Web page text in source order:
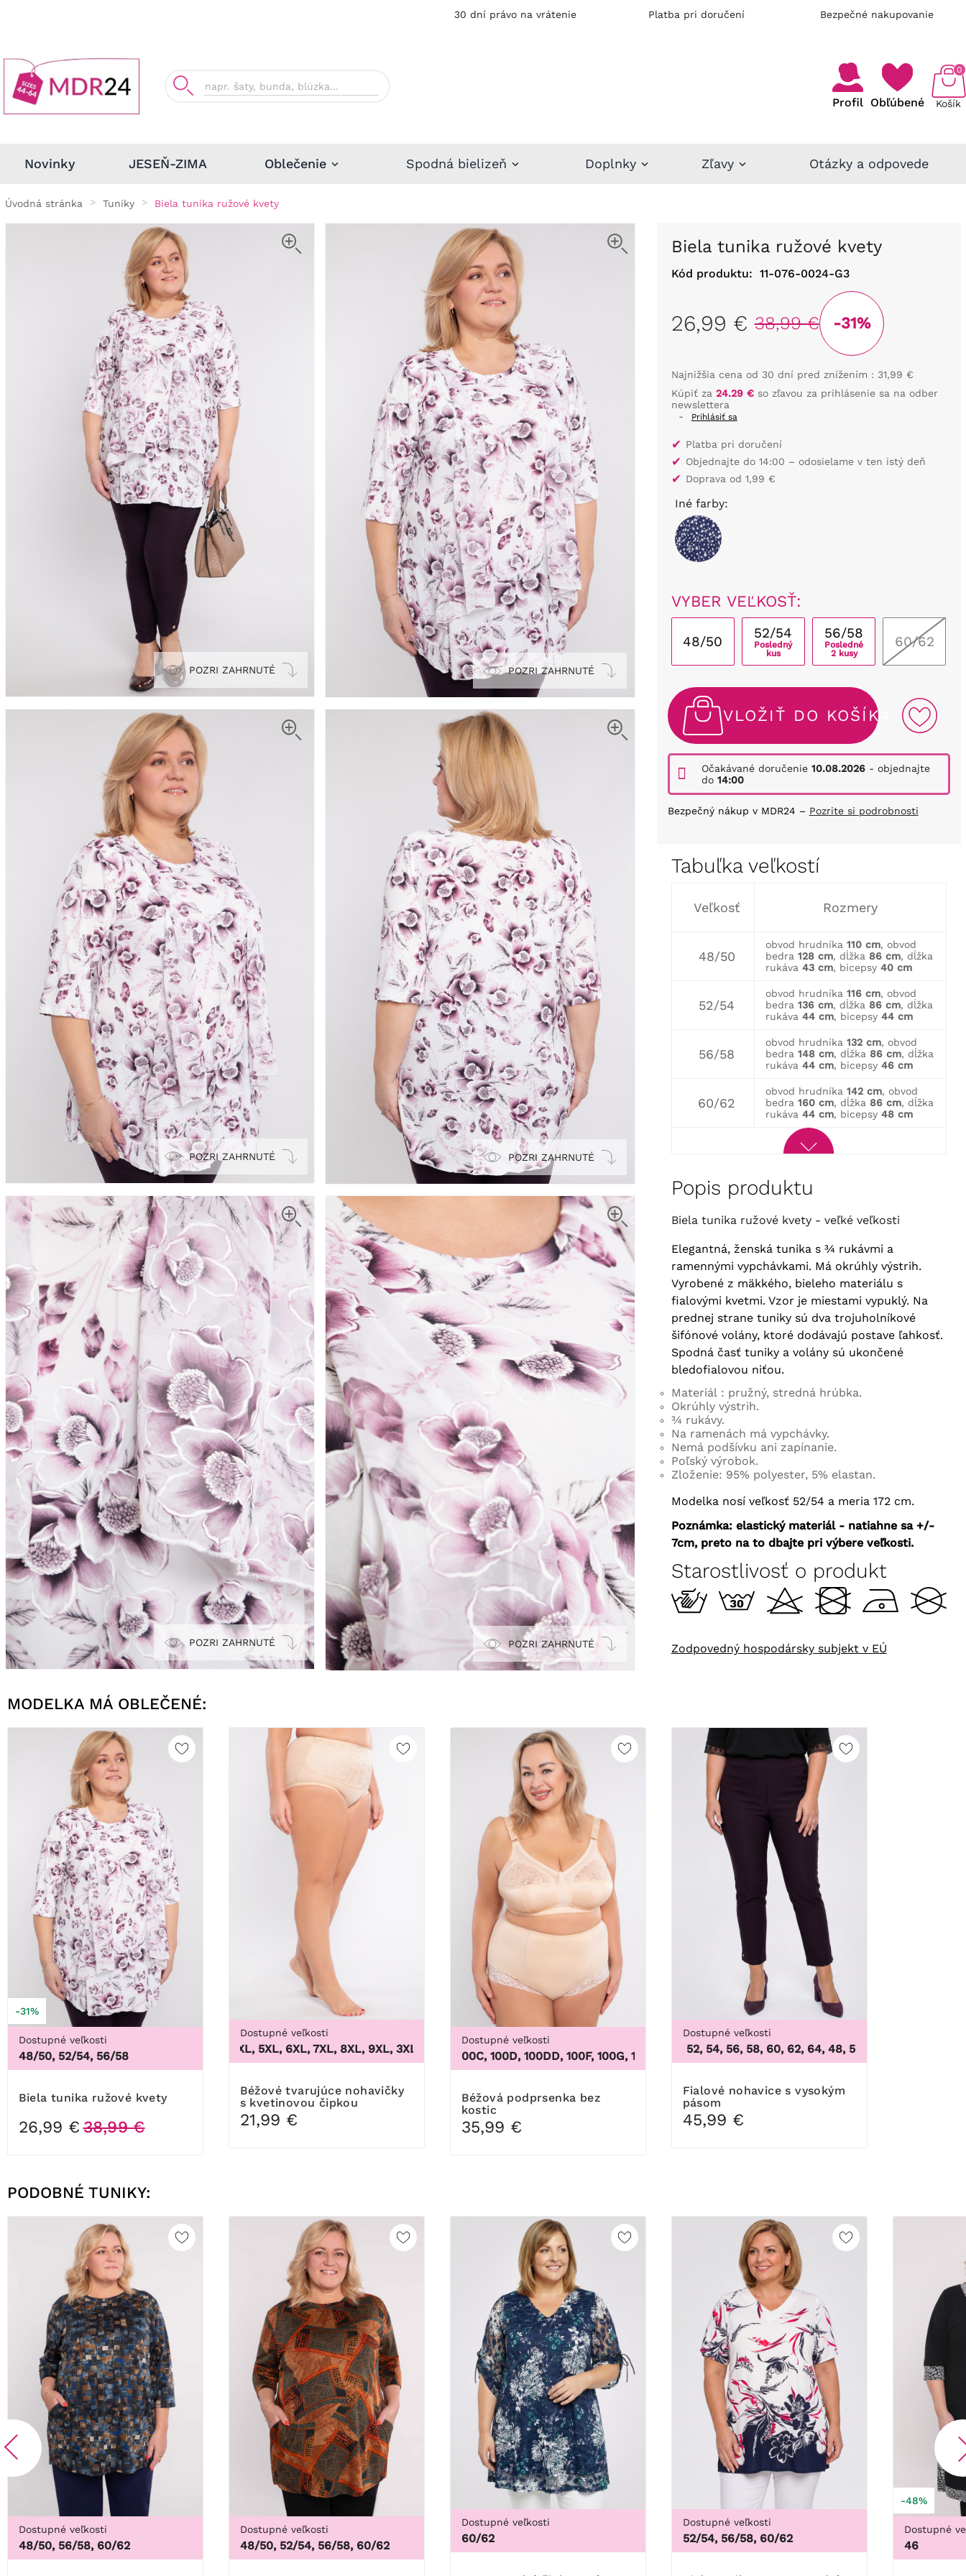
30 dní právo na vrátenie Platba pri doručení Bezpečné nakupovanie
Profil Obľúbené Košík
0
Novinky JESEŇ-ZIMA Oblečenie Spodná bielizeň Doplnky Zľavy Otázky a odpovede
Úvodná stránka Tuniky Biela tunika ružové kvety
POZRI ZAHRNUTÉ POZRI ZAHRNUTÉ
POZRI ZAHRNUTÉ POZRI ZAHRNUTÉ
POZRI ZAHRNUTÉ POZRI ZAHRNUTÉ
Biela tunika ružové kvety
Kód produktu: 11-076-0024-G3
26,99 € 38,99 € -31%
Najnižšia cena od 30 dní pred znížením : 31,99 €
Kúpiť za 24.29 €so zľavou za prihlásenie sa na odber
newslettera
-
Prihlásiť sa
✔ Platba pri doručení
✔ Objednajte do 14:00 – odosielame v ten istý deň
✔ Doprava od 1,99 €
Iné farby:
VYBER VEĽKOSŤ:
48/50
52/54
Posledný
kus
56/58
Posledné
2 kusy
60/62
VLOŽIŤ DO KOŠÍKA
Očakávané doručenie 10.08.2026- objednajte
do 14:00
Bezpečný nákup v MDR24 – Pozrite si podrobnosti
Tabuľka veľkostí
Veľkosť Rozmery
48/50
obvod hrudníka 110 cm, obvod
bedra 128 cm, dĺžka 86 cm, dĺžka
rukáva 43 cm, bicepsy 40 cm
52/54
obvod hrudníka 116 cm, obvod
bedra 136 cm, dĺžka 86 cm, dĺžka
rukáva 44 cm, bicepsy 44 cm
56/58
obvod hrudníka 132 cm, obvod
bedra 148 cm, dĺžka 86 cm, dĺžka
rukáva 44 cm, bicepsy 46 cm
60/62
obvod hrudníka 142 cm, obvod
bedra 160 cm, dĺžka 86 cm, dĺžka
rukáva 44 cm, bicepsy 48 cm
Popis produktu
Biela tunika ružové kvety - veľké veľkosti
Elegantná, ženská tunika s ¾ rukávmi a
ramennými vypchávkami. Má okrúhly výstrih.
Vyrobené z mäkkého, bieleho materiálu s
fialovými kvetmi. Vzor je miestami vypuklý. Na
prednej strane tuniky sú dva trojuholníkové
šifónové volány, ktoré dodávajú postave ľahkosť.
Spodná časť tuniky a volány sú ukončené
bledofialovou niťou.
Materiál : pružný, stredná hrúbka.
Okrúhly výstrih.
¾ rukávy.
Na ramenách má vypchávky.
Nemá podšívku ani zapínanie.
Poľský výrobok.
Zloženie: 95% polyester, 5% elastan.
Modelka nosí veľkosť 52/54 a meria 172 cm.
Poznámka: elastický materiál - natiahne sa +/-
7cm, preto na to dbajte pri výbere veľkosti.
Starostlivosť o produkt
Zodpovedný hospodársky subjekt v EÚ
MODELKA MÁ OBLEČENÉ:
-31%
Dostupné veľkosti
48/50, 52/54, 56/58
Biela tunika ružové kvety
26,99 € 38,99 €
Dostupné veľkosti
3XL, 4XL, 5XL, 6XL, 7XL, 8XL, 9XL,3XL, 4XL, 5XL, 6XL, 7XL, 8XL, 9XL
Béžové tvarujúce nohavičky
s kvetinovou čipkou
21,99 €
Dostupné veľkosti
100B, 100C, 100D, 100DD, 100F, 100G, 100H, 100I, 100J, 100K, 105B, 105C, 105D, 105DD, 105F, 105G,
Béžová podprsenka bez
kostic
35,99 €
Dostupné veľkosti
48, 50, 52, 54, 56, 58, 60, 62, 64,48, 50, 52, 54, 56, 58, 60,
Fialové nohavice s vysokým
pásom
45,99 €
PODOBNÉ TUNIKY:
Dostupné veľkosti
48/50, 56/58, 60/62
Dostupné veľkosti
48/50, 52/54, 56/58, 60/62
Dostupné veľkosti
60/62
Dostupné veľkosti
52/54, 56/58, 60/62
-48%
Dostupné
46